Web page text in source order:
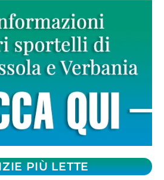
PIÙ LETTE